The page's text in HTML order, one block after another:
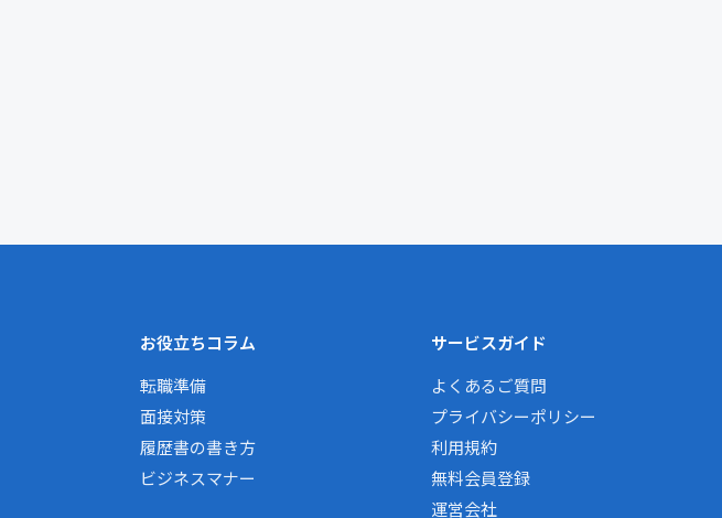
お役立ちコラム
転職準備
面接対策
履歴書の書き方
ビジネスマナー
サービスガイド
よくあるご質問
プライバシーポリシー
利用規約
無料会員登録
運営会社